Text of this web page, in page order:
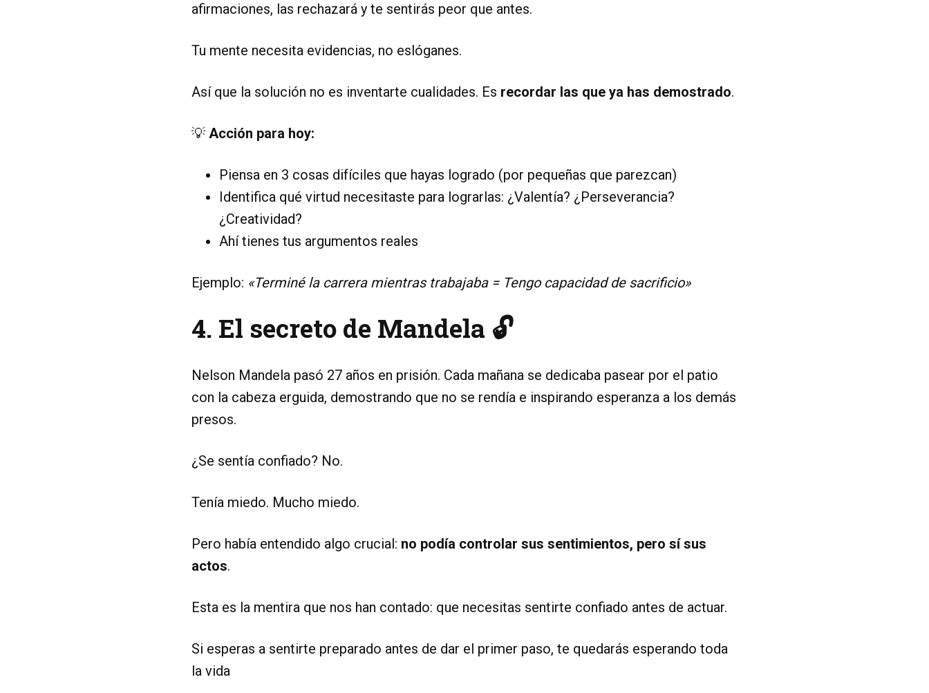
afirmaciones, las rechazará y te sentirás peor que antes.
Tu mente necesita evidencias, no eslóganes.
Así que la solución no es inventarte cualidades. Es recordar las que ya has demostrado.
💡 Acción para hoy:
Piensa en 3 cosas difíciles que hayas logrado (por pequeñas que parezcan)
Identifica qué virtud necesitaste para lograrlas: ¿Valentía? ¿Perseverancia?
¿Creatividad?
Ahí tienes tus argumentos reales
Ejemplo: «Terminé la carrera mientras trabajaba = Tengo capacidad de sacrificio»
4. El secreto de Mandela 🔓
Nelson Mandela pasó 27 años en prisión. Cada mañana se dedicaba pasear por el patio
con la cabeza erguida, demostrando que no se rendía e inspirando esperanza a los demás
presos.
¿Se sentía confiado? No.
Tenía miedo. Mucho miedo.
Pero había entendido algo crucial: no podía controlar sus sentimientos, pero sí sus
actos.
Esta es la mentira que nos han contado: que necesitas sentirte confiado antes de actuar.
Si esperas a sentirte preparado antes de dar el primer paso, te quedarás esperando toda
la vida